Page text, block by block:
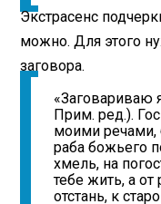
Экстрасенс
можно. Для этого
заговора.
«Заговариваю
Прим. ред.).
моими речами,
раба божьего
хмель, на
тебе жить, а
отстань, к